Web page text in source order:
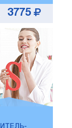
3775